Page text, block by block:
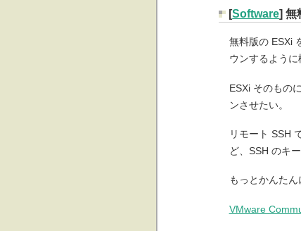
[Software] 無
無料版の ESXi
ウンするように
ESXi そのもの
ンさせたい。
リモート SSH
ど、SSH のキ
もっとかんたん
VMware